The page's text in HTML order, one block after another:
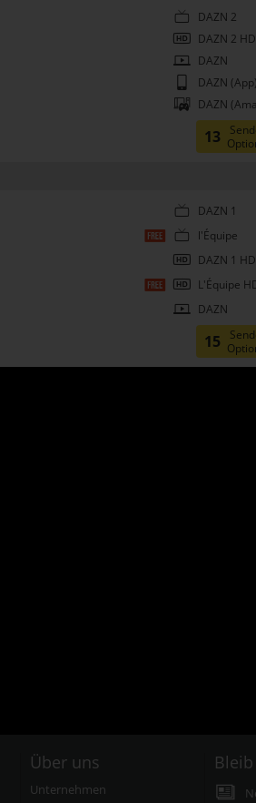
DAZN 2
DAZN 2 HD
DAZN
DAZN (App)
DAZN
13
DAZN 1
l'Équipe
DAZN 1 HD
L'Équipe
DAZN
15
Über uns
Unternehmen